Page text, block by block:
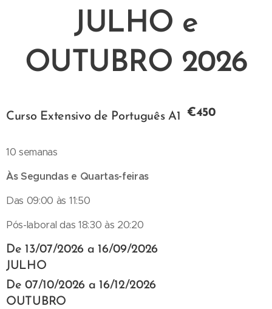
JULHO e
OUTUBRO 2026
Curso Extensivo de Português A1
10 semanas
Às Segundas e Quartas-feiras
Das 09:00 às 11:50
Pós-laboral das 18:30 às 20:20
De 13/07/2026 a 16/09/2026
JULHO
De 07/10/2026 a 16/12/2026
OUTUBRO
€450